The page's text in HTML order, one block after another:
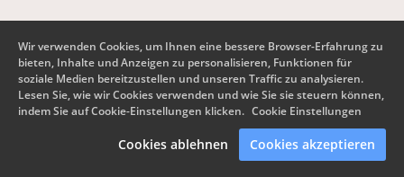
Wir verwenden Cookies, um Ihnen eine bessere Browser-Erfahrung zu
bieten, Inhalte und Anzeigen zu personalisieren, Funktionen für
soziale Medien bereitzustellen und unseren Traffic zu analysieren.
Lesen Sie, wie wir Cookies verwenden und wie Sie sie steuern können,
indem Sie auf Cookie-Einstellungen klicken. Cookie Einstellungen
Cookies ablehnen Cookies akzeptieren